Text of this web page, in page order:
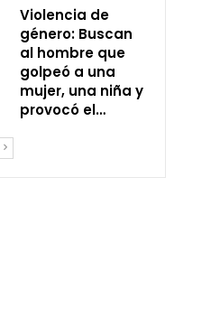
Violencia de
género: Buscan
al hombre que
golpeó a una
mujer, una niña y
provocó el…